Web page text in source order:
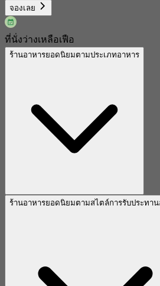
จองเลย
ที่นั่งว่างเหลือเฟือ
ร้านอาหารยอดนิยมตามประเภทอาหาร
ร้านอาหารยอดนิยมตามสไตล์การรับประทาน